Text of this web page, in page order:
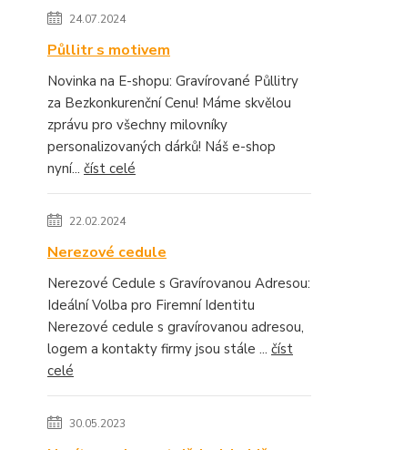
24.07.2024
Půllitr s motivem
Novinka na E-shopu: Gravírované Půllitry
za Bezkonkurenční Cenu! Máme skvělou
zprávu pro všechny milovníky
personalizovaných dárků! Náš e-shop
nyní... číst celé
22.02.2024
Nerezové cedule
Nerezové Cedule s Gravírovanou Adresou:
Ideální Volba pro Firemní Identitu
Nerezové cedule s gravírovanou adresou,
logem a kontakty firmy jsou stále ... číst
celé
30.05.2023